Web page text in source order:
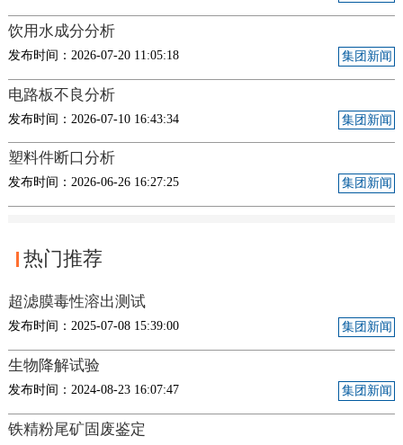
饮用水成分分析
发布时间：2026-07-20 11:05:18 集团新闻
电路板不良分析
发布时间：2026-07-10 16:43:34 集团新闻
塑料件断口分析
发布时间：2026-06-26 16:27:25 集团新闻
热门推荐
超滤膜毒性溶出测试
发布时间：2025-07-08 15:39:00 集团新闻
生物降解试验
发布时间：2024-08-23 16:07:47 集团新闻
铁精粉尾矿固废鉴定